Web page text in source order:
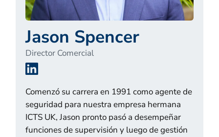
Jason Spencer
Director Comercial
LinkedIn
Comenzó su carrera en 1991 como agente de
seguridad para nuestra empresa hermana
ICTS UK, Jason pronto pasó a desempeñar
funciones de supervisión y luego de gestión